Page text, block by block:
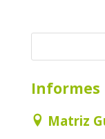
Informes
Matriz